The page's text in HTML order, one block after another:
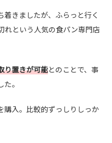
きましたが、ふらっと行く
れという人気の食パン専門店
り置きが可能とのことで、事
。
購入。比較的ずっしりしっか